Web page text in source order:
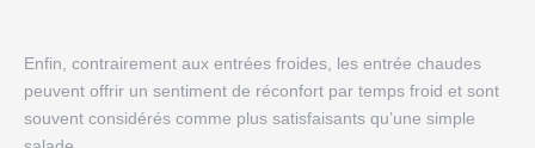
Enfin, contrairement aux entrées froides, les entrée chaudes
peuvent offrir un sentiment de réconfort par temps froid et sont
souvent considérés comme plus satisfaisants qu’une simple